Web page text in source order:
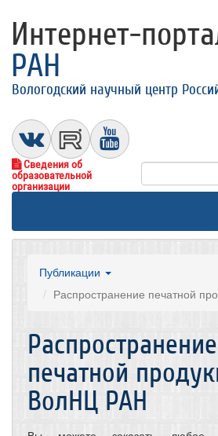
Интернет-
РАН
Вологодский научный центр
Сведения об
образовательной
организации
Публикации
Распространение печатной
Распространение
печатной
ВолНЦ РАН